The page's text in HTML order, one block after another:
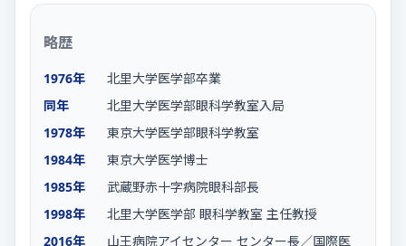
略歴
1976年
北里大学医学部卒業
同年
北里大学医学部眼科学教室入局
1978年
東京大学医学部眼科学教室
1984年
東京大学医学博士
1985年
武蔵野赤十字病院眼科部長
1998年
北里大学医学部 眼科学教室 主任教授
2016年
山王病院アイセンター センター長／国際医